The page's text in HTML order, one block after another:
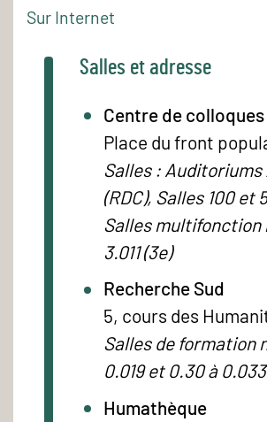
Sur Internet
Salles et adresse
Centre de colloques
Place du front
Salles : Auditoriums
(RDC), Salles 100 et
Salles multifonction
3.011 (3e)
Recherche Sud
5, cours des
Salles de formation
0.019 et 0.30 à 0.033
Humathèque